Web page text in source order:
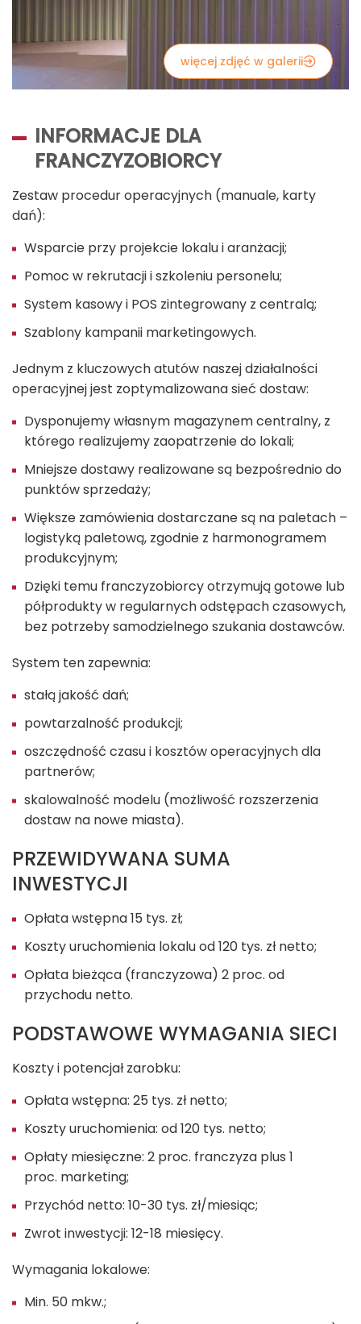
więcej zdjęć w galerii
INFORMACJE DLA
FRANCZYZOBIORCY
Zestaw procedur operacyjnych (manuale, karty
dań):
Wsparcie przy projekcie lokalu i aranżacji;
Pomoc w rekrutacji i szkoleniu personelu;
System kasowy i POS zintegrowany z centralą;
Szablony kampanii marketingowych.
Jednym z kluczowych atutów naszej działalności
operacyjnej jest zoptymalizowana sieć dostaw:
Dysponujemy własnym magazynem centralny, z
którego realizujemy zaopatrzenie do lokali;
Mniejsze dostawy realizowane są bezpośrednio do
punktów sprzedaży;
Większe zamówienia dostarczane są na paletach –
logistyką paletową, zgodnie z harmonogramem
produkcyjnym;
Dzięki temu franczyzobiorcy otrzymują gotowe lub
półprodukty w regularnych odstępach czasowych,
bez potrzeby samodzielnego szukania dostawców.
System ten zapewnia:
stałą jakość dań;
powtarzalność produkcji;
oszczędność czasu i kosztów operacyjnych dla
partnerów;
skalowalność modelu (możliwość rozszerzenia
dostaw na nowe miasta).
PRZEWIDYWANA SUMA
INWESTYCJI
Opłata wstępna 15 tys. zł;
Koszty uruchomienia lokalu od 120 tys. zł netto;
Opłata bieżąca (franczyzowa) 2 proc. od
przychodu netto.
PODSTAWOWE WYMAGANIA SIECI
Koszty i potencjał zarobku:
Opłata wstępna: 25 tys. zł netto;
Koszty uruchomienia: od 120 tys. netto;
Opłaty miesięczne: 2 proc. franczyza plus 1
proc. marketing;
Przychód netto: 10-30 tys. zł/miesiąc;
Zwrot inwestycji: 12-18 miesięcy.
Wymagania lokalowe:
Min. 50 mkw.;